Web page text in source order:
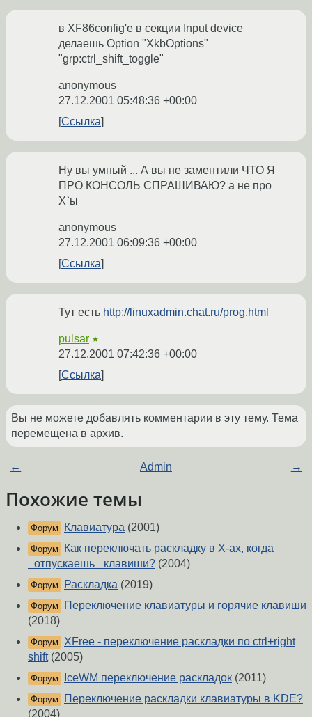
в XF86config'е в секции Input device
делаешь Option "XkbOptions"
"grp:ctrl_shift_toggle"
anonymous
27.12.2001 05:48:36 +00:00
Ссылка
Ну вы умный ... А вы не заментили ЧТО Я
ПРО КОНСОЛЬ СПРАШИВАЮ? а не про
X`ы
anonymous
27.12.2001 06:09:36 +00:00
Ссылка
Тут есть http://linuxadmin.chat.ru/prog.html
pulsar ★
27.12.2001 07:42:36 +00:00
Ссылка
Вы не можете добавлять комментарии в эту тему. Тема
перемещена в архив.
← Admin →
Похожие темы
Форум Клавиатура (2001)
Форум
Как переключать раскладку в X-ах, когда
_отпускаешь_ клавиши? (2004)
Форум Раскладка (2019)
Форум
Переключение клавиатуры и горячие клавиши
(2018)
Форум
XFree - переключение раскладки по ctrl+right
shift(2005)
Форум IceWM переключение раскладок (2011)
Форум
Переключение раскладки клавиатуры в KDE?
(2004)